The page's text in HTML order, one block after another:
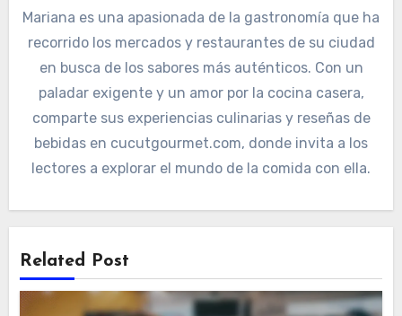
Mariana es una apasionada de la gastronomía que ha
recorrido los mercados y restaurantes de su ciudad
en busca de los sabores más auténticos. Con un
paladar exigente y un amor por la cocina casera,
comparte sus experiencias culinarias y reseñas de
bebidas en cucutgourmet.com, donde invita a los
lectores a explorar el mundo de la comida con ella.
Related Post